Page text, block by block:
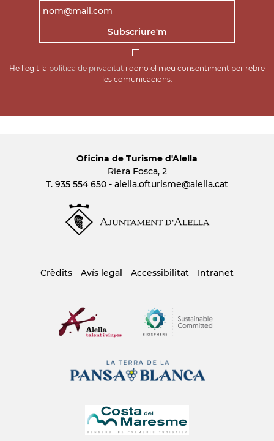
He llegit la política de privacitat i dono el meu consentiment per rebre
les comunicacions.
Oficina de Turisme d'Alella
Riera Fosca, 2
T. 935 554 650 - alella.ofturisme@alella.cat
Crèdits Avís legal Accessibilitat Intranet